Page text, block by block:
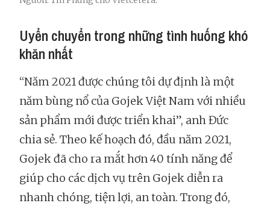
Uyển chuyển trong những tình huống khó
khăn nhất
“Năm 2021 được chúng tôi dự định là một
năm bùng nổ của Gojek Việt Nam với nhiều
sản phẩm mới được triển khai”, anh Đức
chia sẻ. Theo kế hoạch đó, đầu năm 2021,
Gojek đã cho ra mắt hơn 40 tính năng để
giúp cho các dịch vụ trên Gojek diễn ra
nhanh chóng, tiện lợi, an toàn. Trong đó,